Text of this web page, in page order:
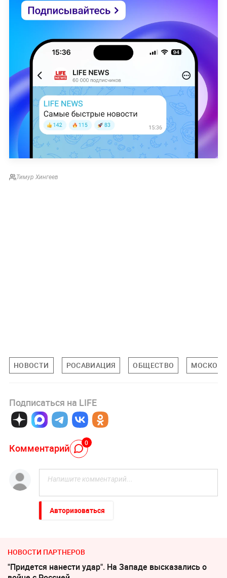
Тимур Хингеев
НОВОСТИ РОСАВИАЦИЯ ОБЩЕСТВО
Подписаться на LIFE
Комментарий 0
Авторизоваться
НОВОСТИ ПАРТНЕРОВ
"Придется нанести удар". На Западе высказались о